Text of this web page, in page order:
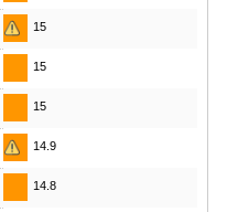
15
15
15
14.9
14.8